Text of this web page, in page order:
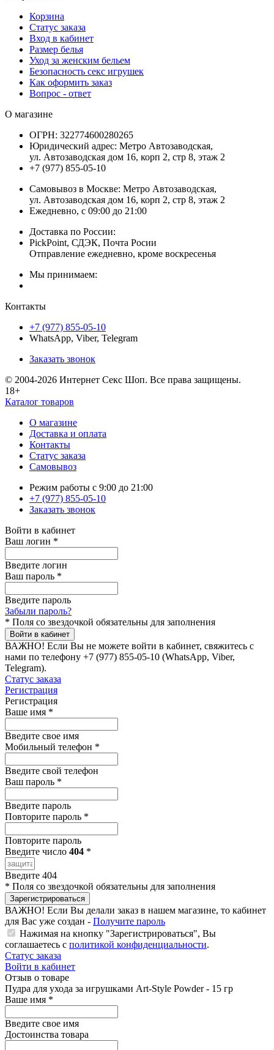
Корзина
Статус заказа
Вход в кабинет
Размер белья
Уход за женским бельем
Безопасность секс игрушек
Как оформить заказ
Вопрос - ответ
О магазине
ОГРН: 322774600280265
Юридический адрес: Метро Автозаводская,
ул. Автозаводская дом 16, корп 2, стр 8, этаж 2
+7 (977) 855-05-10
Самовывоз в Москве: Метро Автозаводская,
ул. Автозаводская дом 16, корп 2, стр 8, этаж 2
Ежедневно, с 09:00 до 21:00
Доставка по России:
PickPoint, СДЭК, Почта Росии
Отправление ежедневно, кроме воскресенья
Мы принимаем:
Контакты
+7 (977) 855-05-10
WhatsApp, Viber, Telegram
Заказать звонок
© 2004-2026 Интернет Секс Шоп. Все права защищены.
18+
Каталог товаров
О магазине
Доставка и оплата
Контакты
Статус заказа
Самовывоз
Режим работы с 9:00 до 21:00
+7 (977) 855-05-10
Заказать звонок
Войти в кабинет
Ваш логин *
Введите логин
Ваш пароль *
Введите пароль
Забыли пароль?
* Поля со звездочкой обязательны для заполнения
Войти в кабинет
ВАЖНО! Если Вы не можете войти в кабинет, свяжитесь с
нами по телефону +7 (977) 855-05-10 (WhatsApp, Viber,
Telegram).
Статус заказа
Регистрация
Регистрация
Ваше имя *
Введите свое имя
Мобильный телефон *
Введите свой телефон
Ваш пароль *
Введите пароль
Повторите пароль *
Повторите пароль
Введите число 404 *
Введите 404
* Поля со звездочкой обязательны для заполнения
Зарегистрироваться
ВАЖНО! Если Вы делали заказ в нашем магазине, то кабинет
для Вас уже создан - Получите пароль
Нажимая на кнопку "Зарегистрироваться", Вы
соглашаетесь с политикой конфиденциальности.
Статус заказа
Войти в кабинет
Отзыв о товаре
Пудра для ухода за игрушками Art-Style Powder - 15 гр
Ваше имя *
Введите свое имя
Достоинства товара